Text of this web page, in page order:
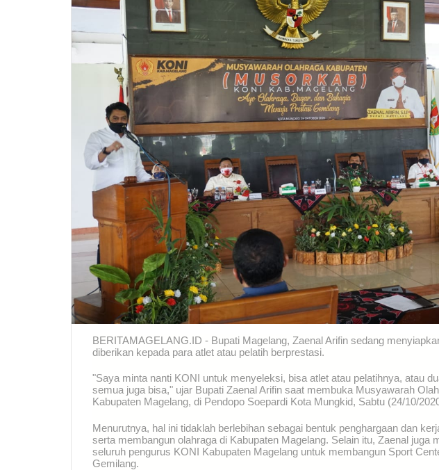
BERITAMAGELANG.ID - Bupati Magelang, Zaenal Arifin sedang
diberikan kepada para atlet atau pelatih berprestasi.
"Saya minta nanti KONI untuk menyeleksi, bisa atlet atau pelatihnya, atau
semua juga bisa," ujar Bupati Zaenal Arifin saat membuka Musyawarah
Kabupaten Magelang, di Pendopo Soepardi Kota Mungkid, Sabtu (24/10/
Menurutnya, hal ini tidaklah berlebihan sebagai bentuk penghargaan dan
serta membangun olahraga di Kabupaten Magelang. Selain itu, Zaenal juga
seluruh pengurus KONI Kabupaten Magelang untuk membangun Sport
Gemilang.